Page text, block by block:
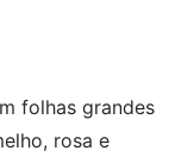
folhas grandes
rosa e